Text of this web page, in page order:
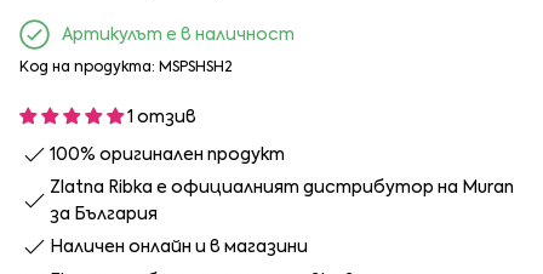
Артикулът е в наличност
Код на продукта: MSPSHSH2
1 отзив
100% оригинален продукт
Zlatna Ribka е официалният дистрибутор на Muran
за България
Наличен онлайн и в магазини